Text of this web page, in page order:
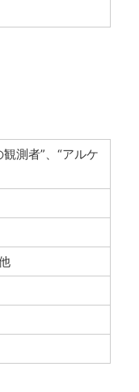
測者”、“アルケ